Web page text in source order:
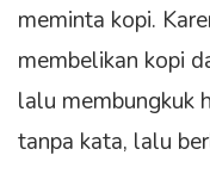
meminta kopi.
membelikan kopi
lalu membungkuk
tanpa kata, lalu